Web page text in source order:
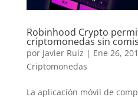
Robinhood Crypto
criptomonedas sin
por Javier Ruiz | Ene 26,
Criptomonedas
La aplicación móvil de